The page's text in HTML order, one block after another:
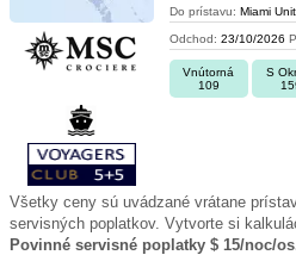
Do prístavu: Miami
Odchod: 23/10/2026
Vnútorná
109
S
Všetky ceny sú uvádzané vrátane
servisných poplatkov. Vytvorte si
Povinné servisné poplatky $ 15/noc/